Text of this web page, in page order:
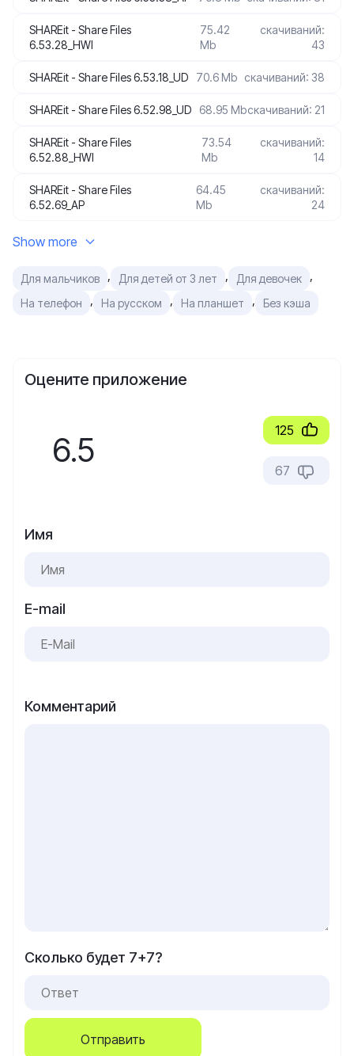
SHAREit - Share Files
6.53.28_HWI
75.42
Mb
скачиваний:
43
SHAREit - Share Files 6.53.18_UD 70.6 Mb скачиваний: 38
SHAREit - Share Files 6.52.98_UD 68.95 Mbскачиваний: 21
SHAREit - Share Files
6.52.88_HWI
73.54
Mb
скачиваний:
14
SHAREit - Share Files
6.52.69_AP
64.45
Mb
скачиваний:
24
Show more
Для мальчиков , Для детей от 3 лет , Для девочек ,
На телефон , На русском , На планшет , Без кэша
Оцените приложение
6.5 125
67
Имя
E-mail
Комментарий
Сколько будет 7+7?
Отправить